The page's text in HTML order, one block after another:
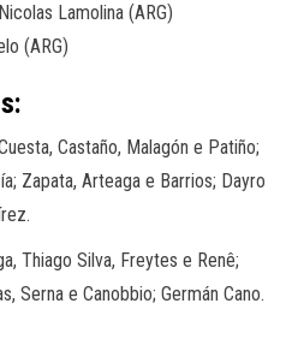
Lamolina (ARG)
(ARG)
Castaño, Malagón e Patiño;
Zapata, Arteaga e Barrios; Dayro
Thiago Silva, Freytes e Renê;
Serna e Canobbio; Germán Cano.